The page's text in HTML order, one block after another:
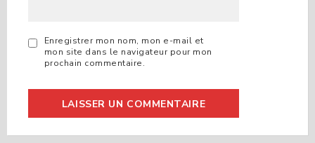
Enregistrer mon nom, mon e-mail et
mon site dans le navigateur pour mon
prochain commentaire.